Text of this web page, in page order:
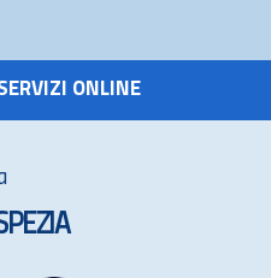
ONLINE